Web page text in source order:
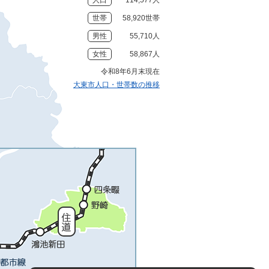
世帯 58,920世帯
男性 55,710人
女性 58,867人
令和8年6月末現在
大東市人口・世帯数の推移